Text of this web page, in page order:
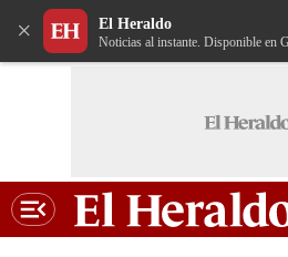
× El Heraldo
Noticias al instante. Disponible en